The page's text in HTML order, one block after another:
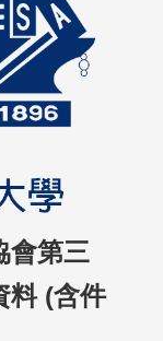
會第三
料 (含件